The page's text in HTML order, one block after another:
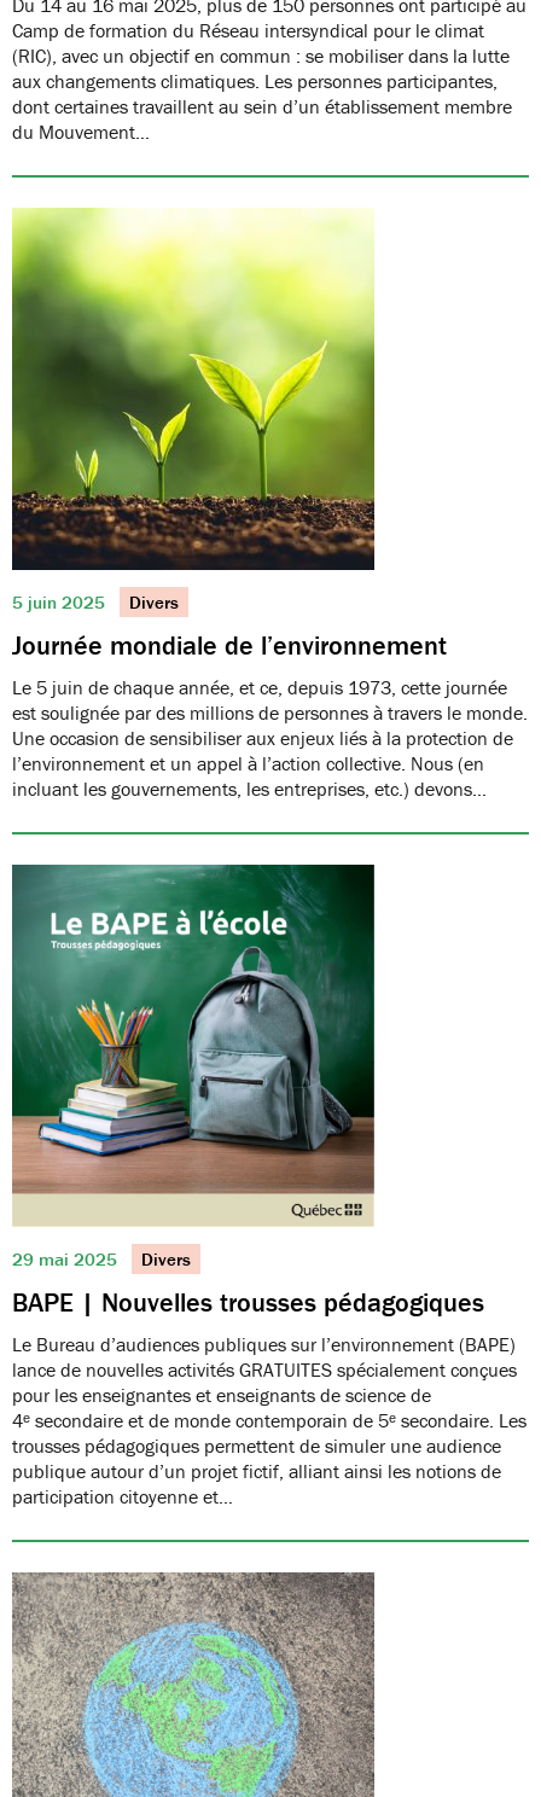
Camp de formation du Réseau intersyndical pour le climat
(RIC), avec un objectif en commun : se mobiliser dans la lutte
aux changements climatiques. Les personnes participantes,
dont certaines travaillent au sein d’un établissement membre
du Mouvement…
5 juin 2025 Divers
Journée mondiale de l’environnement
Le 5 juin de chaque année, et ce, depuis 1973, cette journée
est soulignée par des millions de personnes à travers le monde.
Une occasion de sensibiliser aux enjeux liés à la protection de
l’environnement et un appel à l’action collective. Nous (en
incluant les gouvernements, les entreprises, etc.) devons…
29 mai 2025 Divers
BAPE | Nouvelles trousses pédagogiques
Le Bureau d’audiences publiques sur l’environnement (BAPE)
lance de nouvelles activités GRATUITES spécialement conçues
pour les enseignantes et enseignants de science de
4ᵉ secondaire et de monde contemporain de 5ᵉ secondaire. Les
trousses pédagogiques permettent de simuler une audience
publique autour d’un projet fictif, alliant ainsi les notions de
participation citoyenne et…